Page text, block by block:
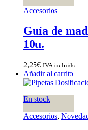
Accesorios
Guía de
10u.
2,25€ IVA incluido
Añadir al carrito
En stock
Accesorios,